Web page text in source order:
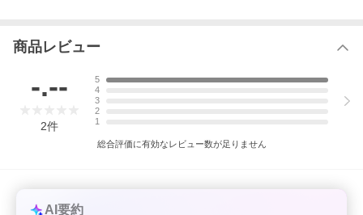
商品レビュー
-.--
2件
5
4
3
2
1
総合評価に有効なレビュー数が足りません
AI要約